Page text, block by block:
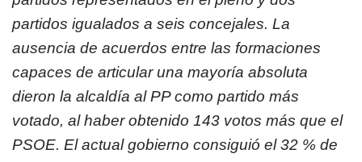
partidos igualados a seis concejales. La
ausencia de acuerdos entre las formaciones
capaces de articular una mayoría absoluta
dieron la alcaldía al PP como partido más
votado, al haber obtenido 143 votos más que el
PSOE. El actual gobierno consiguió el 32 % de